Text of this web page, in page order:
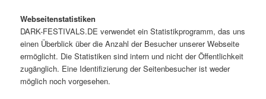
Webseitenstatistiken
DARK-FESTIVALS.DE verwendet ein Statistikprogramm, das uns
einen Überblick über die Anzahl der Besucher unserer Webseite
ermöglicht. Die Statistiken sind intern und nicht der Öffentlichkeit
zugänglich. Eine Identifizierung der Seitenbesucher ist weder
möglich noch vorgesehen.